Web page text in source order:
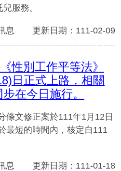
服務。
息 更新日期：111-02-09
性別工作平等法》
日正式上路，相關
在今日施行。
條文修正案於111年1月12日
最短的時間內，核定自111
息 更新日期：111-01-18